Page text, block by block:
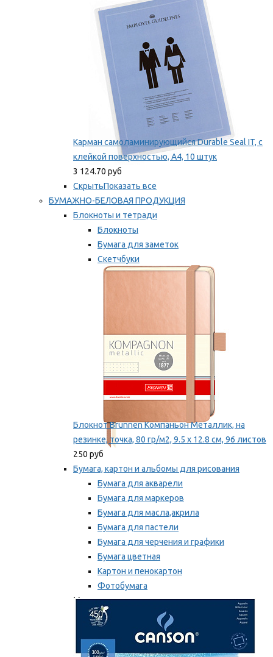
Мы рекомендуем
Карман самоламинирующийся Durable Seal IT, с
клейкой поверхностью, A4, 10 штук
3 124.70 руб
СкрытьПоказать все
БУМАЖНО-БЕЛОВАЯ ПРОДУКЦИЯ
Блокноты и тетради
Блокноты
Бумага для заметок
Скетчбуки
Тетради
Блокнот Brunnen Компаньон Металлик, на
резинке, точка, 80 гр/м2, 9.5 х 12.8 см, 96 листов
250 руб
Бумага, картон и альбомы для рисования
Бумага для акварели
Бумага для маркеров
Бумага для масла,акрила
Бумага для пастели
Бумага для черчения и графики
Бумага цветная
Картон и пенокартон
Фотобумага
Мы рекомендуем